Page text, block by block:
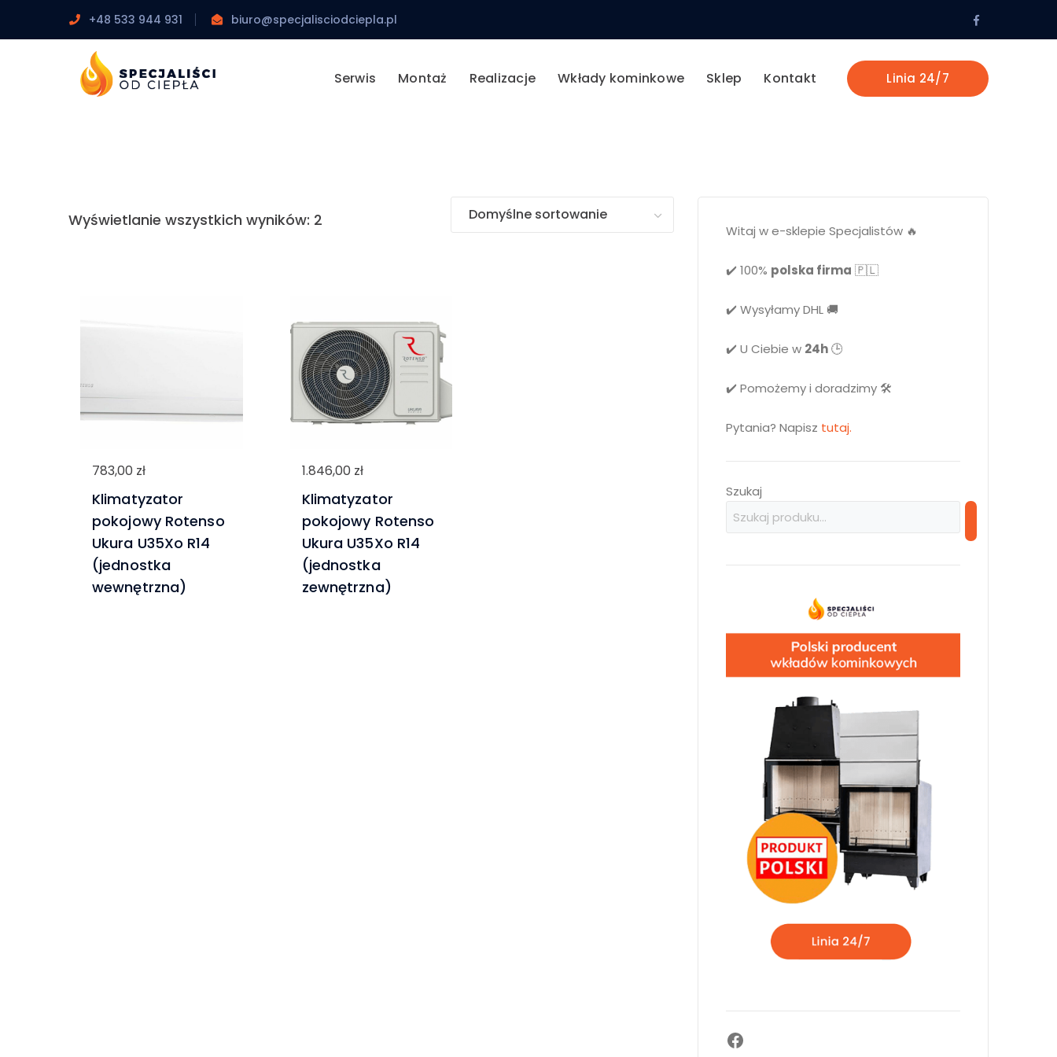
+48 533 944 931 biuro@specjalisciodciepla.pl
Facebook
Profile
Linia 24/7
Serwis Montaż Realizacje Wkłady kominkowe Sklep Kontakt
Wyświetlanie wszystkich wyników: 2
Klimatyzator
pokojowy Rotenso
Ukura U35Xo R14
(jednostka
wewnętrzna)
783,00 zł
Klimatyzator
pokojowy Rotenso
Ukura U35Xo R14
(jednostka
zewnętrzna)
1.846,00 zł
Witaj w e-sklepie Specjalistów 🔥
✔️ 100% polska firma 🇵🇱
✔️ Wysyłamy DHL 🚚
✔️ U Ciebie w 24h🕒
✔️ Pomożemy i doradzimy 🛠️
Pytania? Napisz tutaj.
Szukaj
Facebook